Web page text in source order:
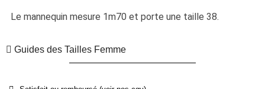
Le mannequin mesure 1m70 et porte une taille 38.
Guides des Tailles Femme